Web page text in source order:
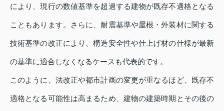
により、現行の数値基準を超過する建物が既存不適格となる
こともあります。さらに、耐震基準や屋根・外装材に関する
技術基準の改正により、構造安全性や仕上げ材の仕様が最新
の基準に適合しなくなるケースも代表的です。
このように、法改正や都市計画の変更が重なるほど、既存不
適格となる可能性は高まるため、建物の建築時期とその後の